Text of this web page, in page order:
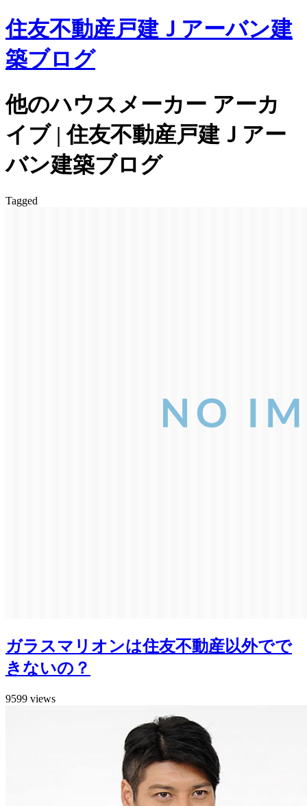
住友不動産戸建Ｊアーバン建
築ブログ
他のハウスメーカー アーカ
イブ | 住友不動産戸建Ｊアー
バン建築ブログ
Tagged
ガラスマリオンは住友不動産以外でで
きないの？
9599 views